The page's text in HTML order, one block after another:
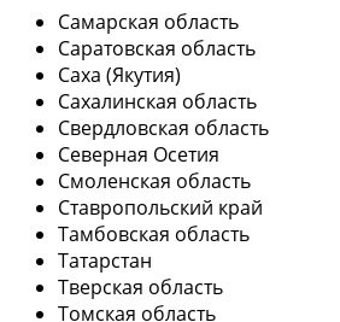
Самарская область
Саратовская область
Саха (Якутия)
Сахалинская область
Свердловская область
Северная Осетия
Смоленская область
Ставропольский край
Тамбовская область
Татарстан
Тверская область
Томская область